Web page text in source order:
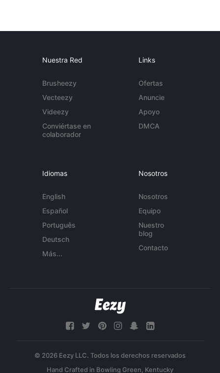
Nuestra Red
Brusheezy
Vecteezy
Videezy
Conviértase en
colaborador
Links
Ofertas
Anuncie
Apoyo
DMCA
Idiomas
English
Español
Português
Deutsch
Más...
Nosotros
Nosotros
Equipo
Nuestro
blog
Contacto
© 2026 Eezy LLC. Todos los derechos reservados